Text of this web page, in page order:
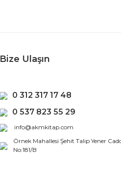
Bize Ulaşın
0 312 317 17 48
0 537 823 55 29
info@akmkitap.com
Örnek Mahallesi Şehit Talip Yener
No:181/B